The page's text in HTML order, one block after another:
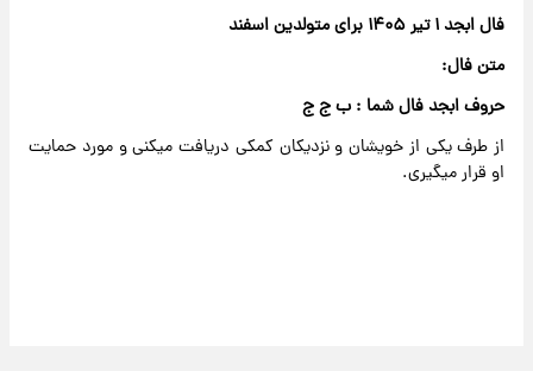
فال ابجد ۱ تیر ۱۴۰۵ برای متولدین اسفند
متن فال:
حروف ابجد فال شما : ب ج ج
از طرف یکی از خویشان و نزدیکان کمکی دریافت میکنی و مورد حمایت
او قرار میگیری.